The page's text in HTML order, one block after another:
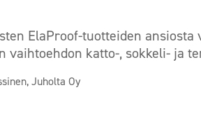
ElaProof-tuotteiden
vaihtoehdon katto-, sokkeli- ja
Juholta Oy